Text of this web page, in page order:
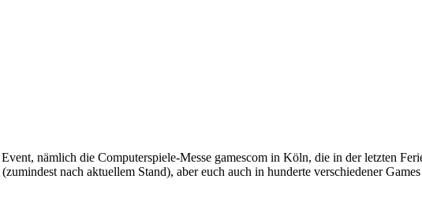
nämlich die Computerspiele-Messe gamescom in Köln, die in der letzten
nach aktuellem Stand), aber euch auch in hunderte verschiedener